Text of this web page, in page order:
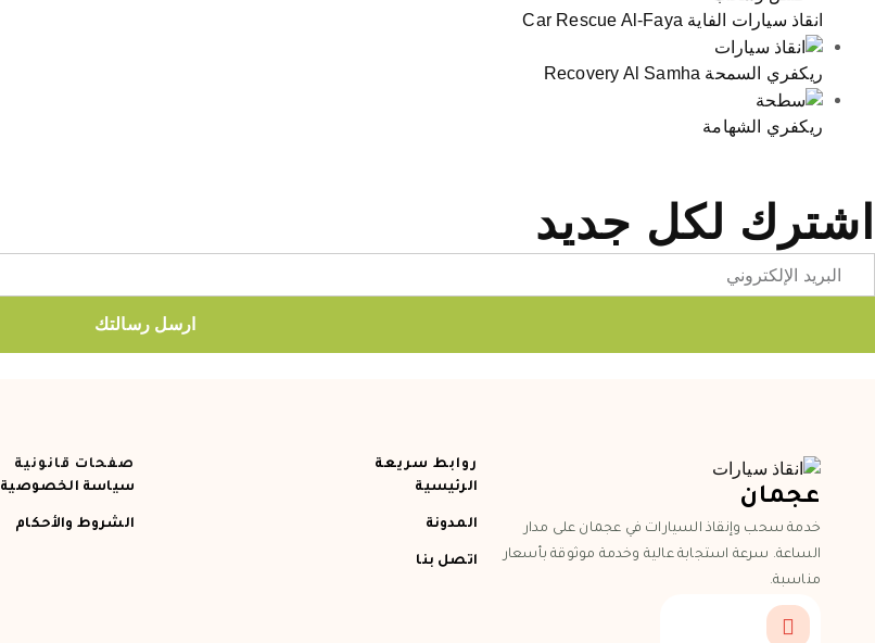
انقاذ سيارات الفاية Car Rescue Al-Faya
ريكفري السمحة Recovery Al Samha
ريكفري الشهامة
اشترك لكل جديد
ارسل رسالتك
عجمان
خدمة سحب وإنقاذ السيارات في عجمان على مدار
الساعة. سرعة استجابة عالية وخدمة موثوقة بأسعار
مناسبة.
روابط سريعة
الرئيسية
المدونة
اتصل بنا
صفحات قانونية
سياسة الخصوصية
الشروط والأحكام